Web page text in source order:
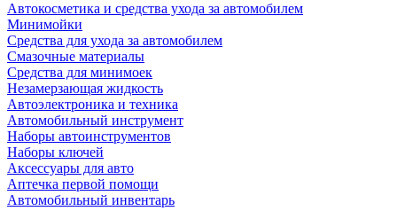
Автокосметика и средства ухода за автомобилем
Минимойки
Средства для ухода за автомобилем
Смазочные материалы
Средства для минимоек
Незамерзающая жидкость
Автоэлектроника и техника
Автомобильный инструмент
Наборы автоинструментов
Наборы ключей
Аксессуары для авто
Аптечка первой помощи
Автомобильный инвентарь